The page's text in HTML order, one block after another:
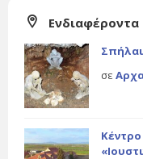
Ενδιαφέροντα
σε